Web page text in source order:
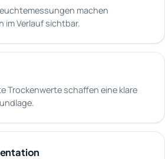
machen
im Verlauf sichtbar.
Trockenwerte schaffen eine klare